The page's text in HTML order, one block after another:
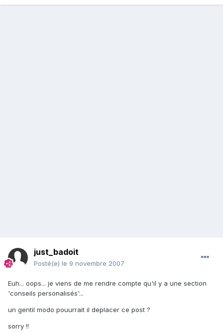
just_badoit
Posté(e) le 9 novembre 2007
Euh... oops... je viens de me rendre compte qu'il y a une section
'conseils personalisés'...
un gentil modo pouurrait il deplacer ce post ?
sorry !!